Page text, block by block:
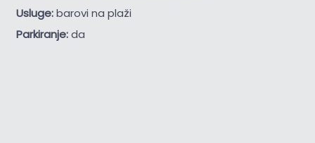
Usluge:barovi na plaži
Parkiranje:da